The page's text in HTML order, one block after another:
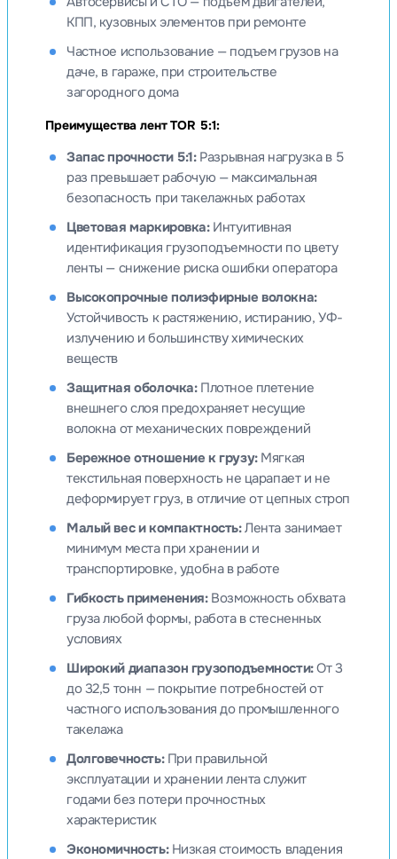
КПП, кузовных элементов при ремонте
Частное использование — подъем грузов на
даче, в гараже, при строительстве
загородного дома
Преимущества лент TOR 5:1:
Запас прочности 5:1:Разрывная нагрузка в 5
раз превышает рабочую — максимальная
безопасность при такелажных работах
Цветовая маркировка:Интуитивная
идентификация грузоподъемности по цвету
ленты — снижение риска ошибки оператора
Высокопрочные полиэфирные волокна:
Устойчивость к растяжению, истиранию, УФ-
излучению и большинству химических
веществ
Защитная оболочка:Плотное плетение
внешнего слоя предохраняет несущие
волокна от механических повреждений
Бережное отношение к грузу:Мягкая
текстильная поверхность не царапает и не
деформирует груз, в отличие от цепных строп
Малый вес и компактность:Лента занимает
минимум места при хранении и
транспортировке, удобна в работе
Гибкость применения:Возможность обхвата
груза любой формы, работа в стесненных
условиях
Широкий диапазон грузоподъемности:От 3
до 32,5 тонн — покрытие потребностей от
частного использования до промышленного
такелажа
Долговечность:При правильной
эксплуатации и хранении лента служит
годами без потери прочностных
характеристик
Экономичность:Низкая стоимость владения